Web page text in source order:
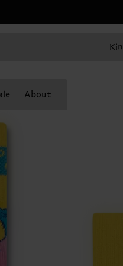
About